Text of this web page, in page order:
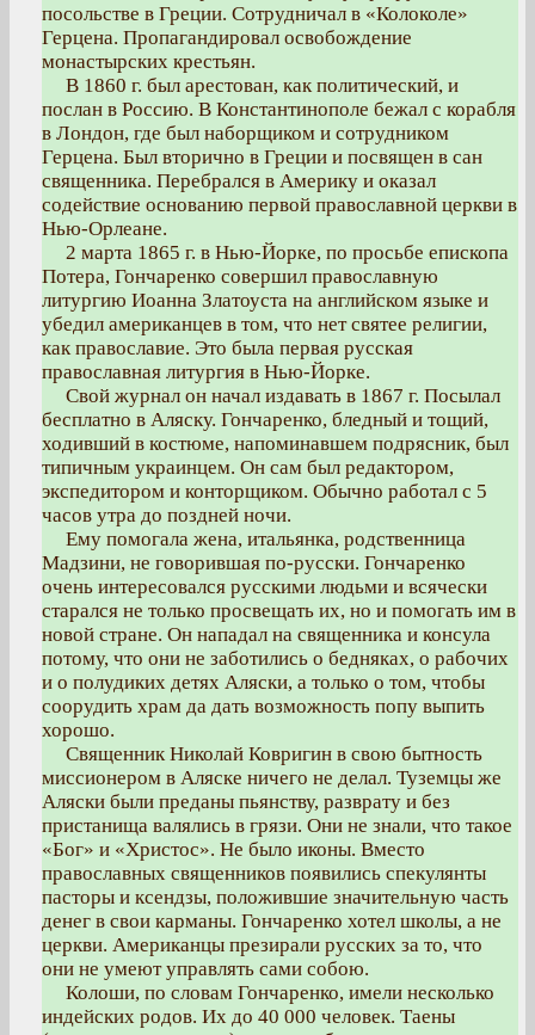
посольстве в Греции. Сотрудничал в «Колоколе»
Герцена. Пропагандировал освобождение
монастырских крестьян.
В 1860 г. был арестован, как политический, и
послан в Россию. В Константинополе бежал с корабля
в Лондон, где был наборщиком и сотрудником
Герцена. Был вторично в Греции и посвящен в сан
священника. Перебрался в Америку и оказал
содействие основанию первой православной церкви в
Нью-Орлеане.
2 марта 1865 г. в Нью-Йорке, по просьбе епископа
Потера, Гончаренко совершил православную
литургию Иоанна Златоуста на английском языке и
убедил американцев в том, что нет святее религии,
как православие. Это была первая русская
православная литургия в Нью-Йорке.
Свой журнал он начал издавать в 1867 г. Посылал
бесплатно в Аляску. Гончаренко, бледный и тощий,
ходивший в костюме, напоминавшем подрясник, был
типичным украинцем. Он сам был редактором,
экспедитором и конторщиком. Обычно работал с 5
часов утра до поздней ночи.
Ему помогала жена, итальянка, родственница
Мадзини, не говорившая по-русски. Гончаренко
очень интересовался русскими людьми и всячески
старался не только просвещать их, но и помогать им в
новой стране. Он нападал на священника и консула
потому, что они не заботились о бедняках, о рабочих
и о полудиких детях Аляски, а только о том, чтобы
соорудить храм да дать возможность попу выпить
хорошо.
Священник Николай Ковригин в свою бытность
миссионером в Аляске ничего не делал. Туземцы же
Аляски были преданы пьянству, разврату и без
пристанища валялись в грязи. Они не знали, что такое
«Бог» и «Христос». Не было иконы. Вместо
православных священников появились спекулянты
пасторы и ксендзы, положившие значительную часть
денег в свои карманы. Гончаренко хотел школы, а не
церкви. Американцы презирали русских за то, что
они не умеют управлять сами собою.
Колоши, по словам Гончаренко, имели несколько
индейских родов. Их до 40 000 человек. Таены